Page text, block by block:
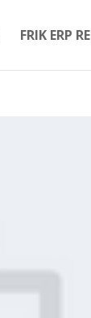
FRIK ERP